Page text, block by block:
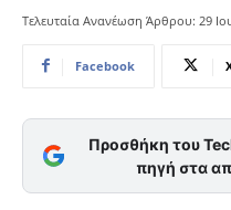
Τελευταία Ανανέωση Άρθρου: 29
Facebook
Προσθήκη του
πηγή στα